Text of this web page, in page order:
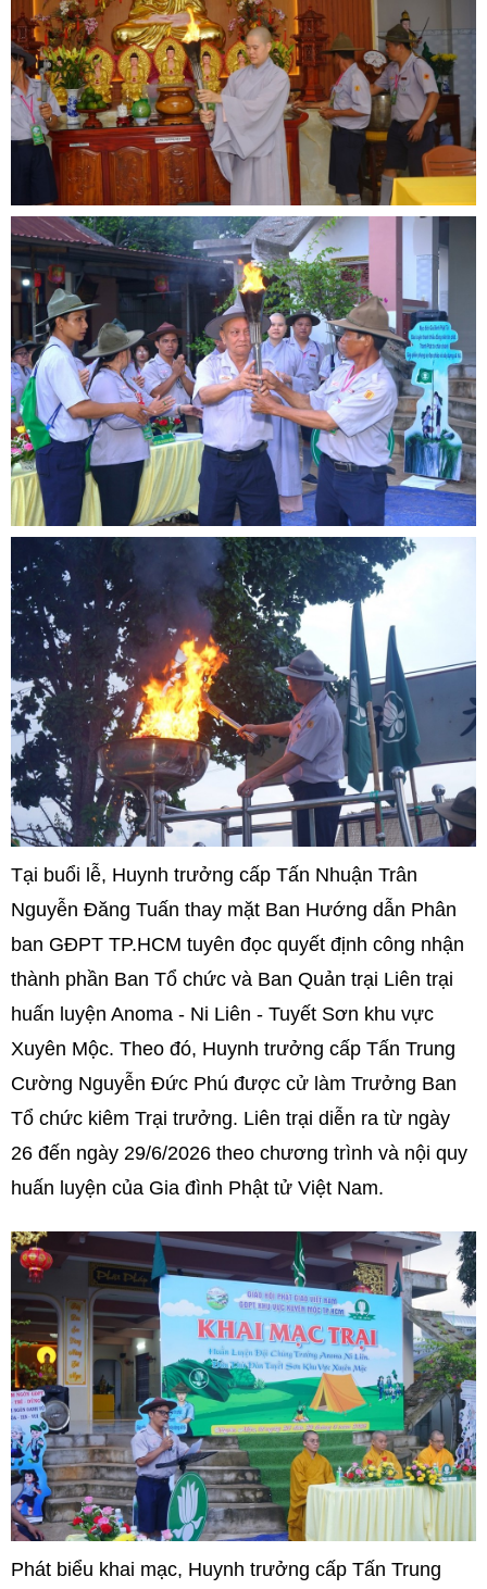
Tại buổi lễ, Huynh trưởng cấp Tấn Nhuận Trân
Nguyễn Đăng Tuấn thay mặt Ban Hướng dẫn Phân
ban GĐPT TP.HCM tuyên đọc quyết định công nhận
thành phần Ban Tổ chức và Ban Quản trại Liên trại
huấn luyện Anoma - Ni Liên - Tuyết Sơn khu vực
Xuyên Mộc. Theo đó, Huynh trưởng cấp Tấn Trung
Cường Nguyễn Đức Phú được cử làm Trưởng Ban
Tổ chức kiêm Trại trưởng. Liên trại diễn ra từ ngày
26 đến ngày 29/6/2026 theo chương trình và nội quy
huấn luyện của Gia đình Phật tử Việt Nam.
Phát biểu khai mạc, Huynh trưởng cấp Tấn Trung